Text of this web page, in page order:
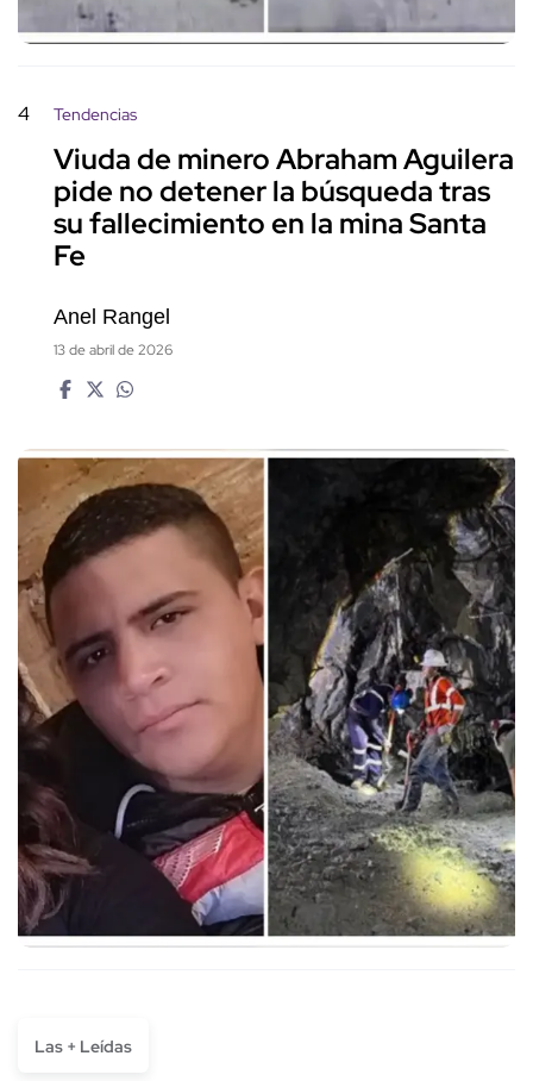
4 Tendencias
Viuda de minero Abraham Aguilera
pide no detener la búsqueda tras
su fallecimiento en la mina Santa
Fe
Anel Rangel
13 de abril de 2026
Las + Leídas